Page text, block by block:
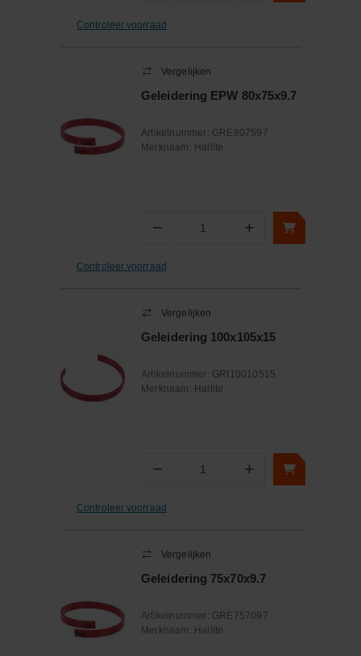
Controleer voorraad
Vergelijken
Geleidering EPW 80x75x9.7
Artikelnummer: GRE807597
Merknaam: Hallite
− Aantal +
Controleer voorraad
Vergelijken
Geleidering 100x105x15
Artikelnummer: GRI10010515
Merknaam: Hallite
− Aantal +
Controleer voorraad
Vergelijken
Geleidering 75x70x9.7
Artikelnummer: GRE757097
Merknaam: Hallite